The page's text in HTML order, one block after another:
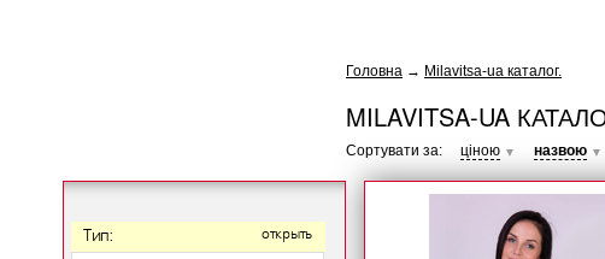
Тип: открыть
Головна → Milavitsa-ua каталог.
MILAVITSA-UA
Сортувати за: ціною ▼ назвою ▼